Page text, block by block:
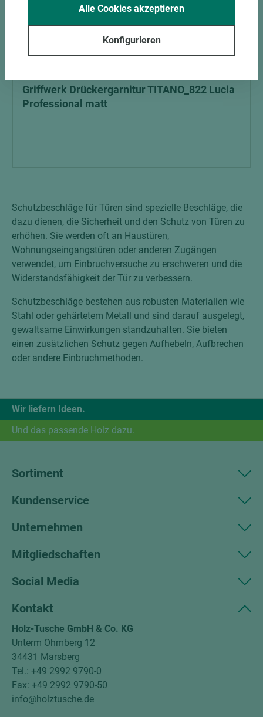
Griffwerk Drückergarnitur TITANO_822 Lucia
Professional matt
Schutzbeschläge für Türen sind spezielle Beschläge, die
dazu dienen, die Sicherheit und den Schutz von Türen zu
erhöhen. Sie werden oft an Haustüren,
Wohnungseingangstüren oder anderen Zugängen
verwendet, um Einbruchversuche zu erschweren und die
Widerstandsfähigkeit der Tür zu verbessern.
Schutzbeschläge bestehen aus robusten Materialien wie
Stahl oder gehärtetem Metall und sind darauf ausgelegt,
gewaltsame Einwirkungen standzuhalten. Sie bieten
einen zusätzlichen Schutz gegen Aufhebeln, Aufbrechen
oder andere Einbruchmethoden.
Wir liefern Ideen.
Und das passende Holz dazu.
Sortiment
Kundenservice
Unternehmen
Mitgliedschaften
Social Media
Kontakt
Holz-Tusche GmbH & Co. KG
Unterm Ohmberg 12
34431 Marsberg
Tel.: +49 2992 9790-0
Fax: +49 2992 9790-50
info@holztusche.de
Konfigurieren
Alle Cookies akzeptieren